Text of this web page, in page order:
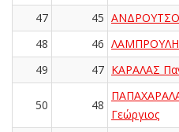
47
45
48
46
49
47 ΚΑΡΑΛΑΣ
50 48
Γεώργιος